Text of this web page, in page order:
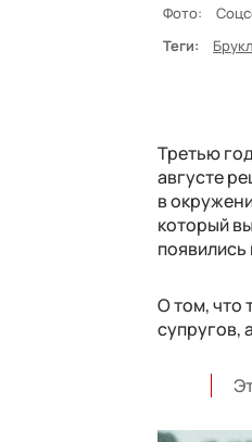
Фото:
Теги:
Третью
августе
в
который
появились
О том, что
супругов,